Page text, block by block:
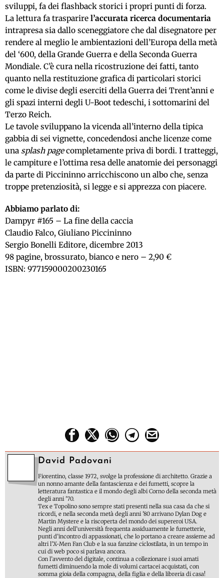
sviluppi, fa dei flashback storici i propri punti di forza.
La lettura fa trasparire l’accurata ricerca documentaria
intrapresa sia dallo sceneggiatore che dal disegnatore per
rendere al meglio le ambientazioni dell’Europa della metà
del ‘600, della Grande Guerra e della Seconda Guerra
Mondiale. C’è cura nella ricostruzione dei fatti, tanto
quanto nella restituzione grafica di particolari storici
come le divise degli eserciti della Guerra dei Trent’anni e
gli spazi interni degli U-Boot tedeschi, i sottomarini del
Terzo Reich.
Le tavole sviluppano la vicenda all’interno della tipica
gabbia di sei vignette, concedendosi anche licenze come
una splash pagecompletamente priva di bordi. I tratteggi,
le campiture e l’ottima resa delle anatomie dei personaggi
da parte di Piccininno arricchiscono un albo che, senza
troppe pretenziosità, si legge e si apprezza con piacere.
Abbiamo parlato di:
Dampyr #165 – La fine della caccia
Claudio Falco, Giuliano Piccininno
Sergio Bonelli Editore, dicembre 2013
98 pagine, brossurato, bianco e nero – 2,90 €
ISBN: 977159000200230165
David Padovani
Fiorentino, classe 1972, svolge la professione di architetto. Grazie a
un nonno amante della fantascienza e dei fumetti, scopre la
letteratura fantastica e il mondo degli albi Corno della seconda metà
degli anni '70.
Tex e Topolino sono sempre stati presenti nella sua casa da che si
ricordi, e nella seconda metà degli anni '80 arrivano Dylan Dog e
Martin Mystere e la riscoperta del mondo dei supereroi USA.
Negli anni dell’università frequenta assiduamente le fumetterie,
punti d’incontro di appassionati, che lo portano a creare assieme ad
altri l’X-Men Fan Club e la sua fanzine ciclostilata, in un tempo in
cui di web poco si parlava ancora.
Con l’avvento del digitale, continua a collezionare i suoi amati
fumetti diminuendo la mole di volumi cartacei acquistati, con
somma gioia della compagna, della figlia e della libreria di casa!